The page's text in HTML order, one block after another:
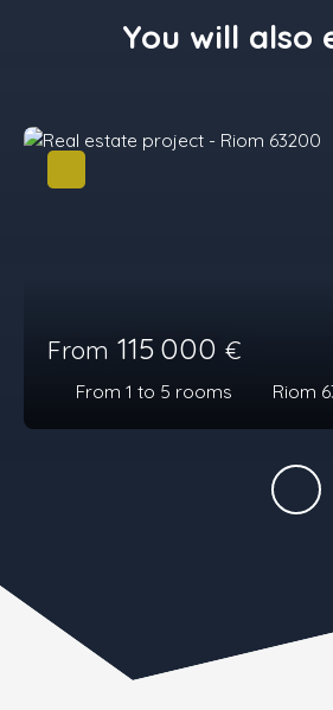
You will also
From 115 000 €
From 1 to 5 rooms Riom